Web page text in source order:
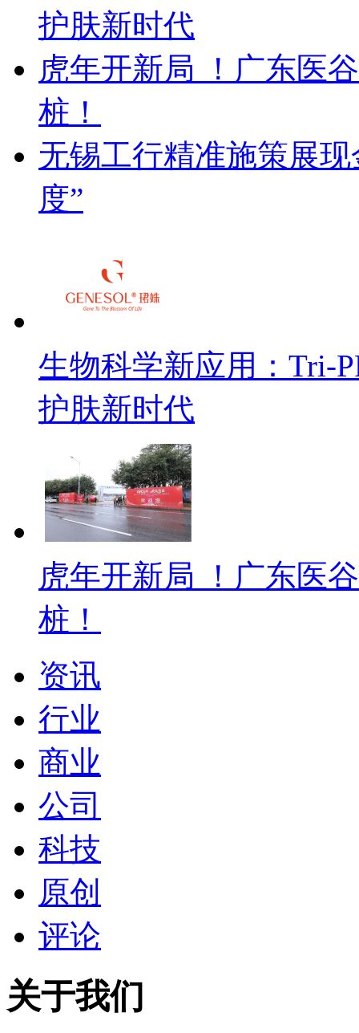
护肤新时代
虎年开新局 ！广东医
桩！
无锡工行精准施策展
度”
生物科学新应用：Tri-
护肤新时代
虎年开新局 ！广东医
桩！
资讯
行业
商业
公司
科技
原创
评论
关于我们